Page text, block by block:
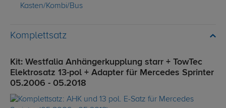
Kasten/Kombi/Bus
Komplettsatz
Kit: Westfalia Anhängerkupplung starr + TowTec
Elektrosatz 13-pol + Adapter für Mercedes Sprinter
05.2006 - 05.2018